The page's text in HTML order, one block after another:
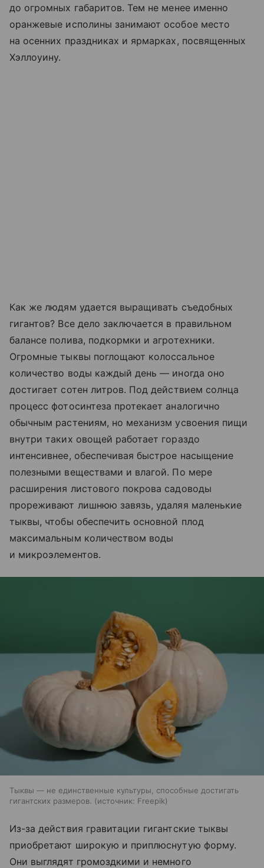
до огромных габаритов. Тем не менее именно
оранжевые исполины занимают особое место
на осенних праздниках и ярмарках, посвященных
Хэллоуину.
Как же людям удается выращивать съедобных
гигантов? Все дело заключается в правильном
балансе полива, подкормки и агротехники.
Огромные тыквы поглощают колоссальное
количество воды каждый день — иногда оно
достигает сотен литров. Под действием солнца
процесс фотосинтеза протекает аналогично
обычным растениям, но механизм усвоения пищи
внутри таких овощей работает гораздо
интенсивнее, обеспечивая быстрое насыщение
полезными веществами и влагой. По мере
расширения листового покрова садоводы
прореживают лишнюю завязь, удаляя маленькие
тыквы, чтобы обеспечить основной плод
максимальным количеством воды
и микроэлементов.
Тыквы — не единственные культуры, способные достигать
гигантских размеров.
источник: Freepik
Из-за действия гравитации гигантские тыквы
приобретают широкую и приплюснутую форму.
Они выглядят громоздкими и немного